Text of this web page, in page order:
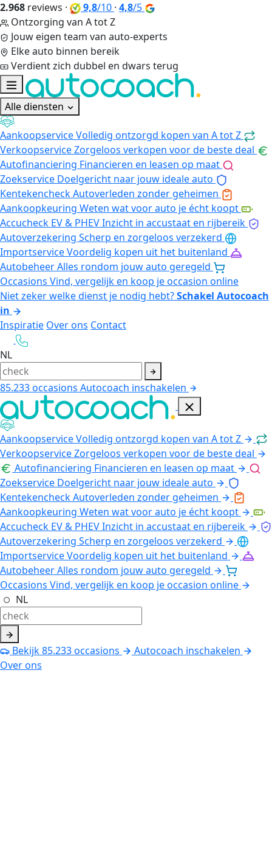
2.968 reviews · 9,8/10 · 4,8/5
Ontzorging van A tot Z
Jouw eigen team van auto-experts
Elke auto binnen bereik
Verdient zich dubbel en dwars terug
Alle diensten
AankoopserviceVolledig ontzorgd kopen van A tot Z
VerkoopserviceZorgeloos verkopen voor de beste deal
Autofinanciering Financieren en leasen op maat
Zoekservice Doelgericht naar jouw ideale auto
KentekencheckAutoverleden zonder geheimen
Aankoopkeuring Weten wat voor auto je écht koopt
Accucheck EV & PHEVInzicht in accustaat en rijbereik
Autoverzekering Scherp en zorgeloos verzekerd
ImportserviceVoordelig kopen uit het buitenland
AutobeheerAlles rondom jouw auto geregeld
Occasions Vind, vergelijk en koop je occasion online
Niet zeker welke dienst je nodig hebt?Schakel Autocoach
in
Inspiratie Over ons Contact
NL
85.233occasions Autocoach inschakelen
AankoopserviceVolledig ontzorgd kopen van A tot Z
VerkoopserviceZorgeloos verkopen voor de beste deal
Autofinanciering Financieren en leasen op maat
Zoekservice Doelgericht naar jouw ideale auto
KentekencheckAutoverleden zonder geheimen
Aankoopkeuring Weten wat voor auto je écht koopt
Accucheck EV & PHEVInzicht in accustaat en rijbereik
Autoverzekering Scherp en zorgeloos verzekerd
ImportserviceVoordelig kopen uit het buitenland
AutobeheerAlles rondom jouw auto geregeld
Occasions Vind, vergelijk en koop je occasion online
NL
Bekijk85.233occasions
Autocoach inschakelen
Over ons